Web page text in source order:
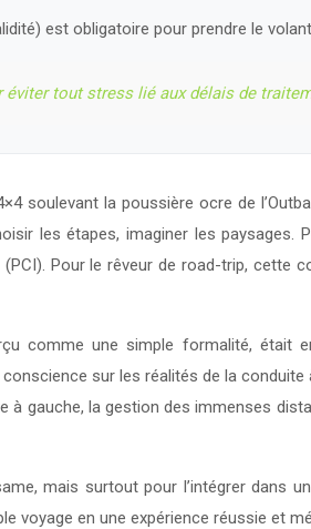
est obligatoire pour prendre le
tout stress lié aux délais de
soulevant la poussière ocre de
les étapes, imaginer les paysages.
Pour le rêveur de road-trip, cette
une simple formalité, était
sur les réalités de la
gauche, la gestion des immenses
mais surtout pour l’intégrer dans
voyage en une expérience réussie et